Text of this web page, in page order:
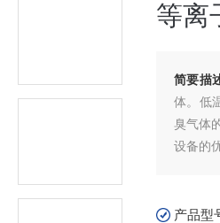
等离
简要描
体。低
臭气体
设备的
产品型